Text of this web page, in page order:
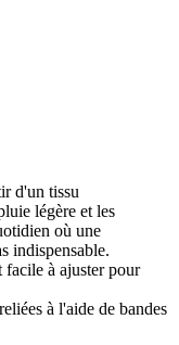
d'un tissu
légère et les
où une
indispensable.
facile à ajuster pour
à l'aide de bandes